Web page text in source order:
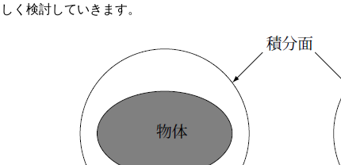
しく検討していきます。